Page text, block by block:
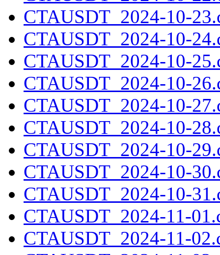
CTAUSDT_2024-10-
CTAUSDT_2024-10-
CTAUSDT_2024-10-
CTAUSDT_2024-10-
CTAUSDT_2024-10-
CTAUSDT_2024-10-
CTAUSDT_2024-10-
CTAUSDT_2024-10-
CTAUSDT_2024-10-
CTAUSDT_2024-11-
CTAUSDT_2024-11-